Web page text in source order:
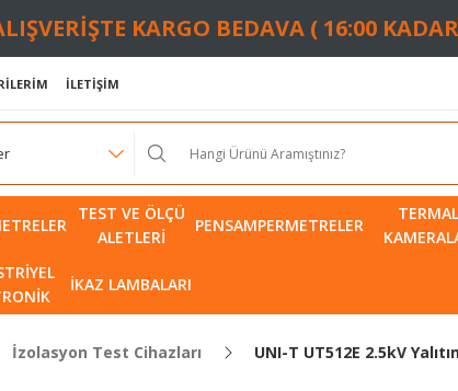
KARGO BEDAVA ( 16:00
İLETİŞİM
TEST VE ÖLÇÜ
ALETLERI
PENSAMPERMETRELER
TERMAL
İKAZ LAMBALARI
İzolasyon Test Cihazları UNI-T UT512E 2.5kV